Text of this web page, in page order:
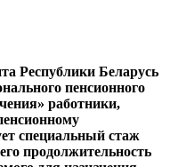
Республики Беларусь
пенсионного
работники,
специальный стаж
продолжительность